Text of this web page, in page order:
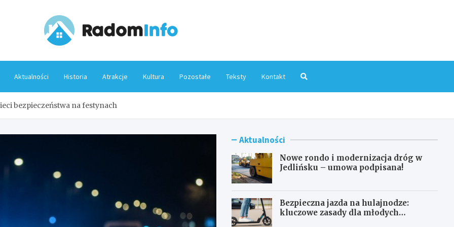
Aktualności Historia Atrakcje Kultura Pozostałe Teksty Kontakt
bezpieczeństwa na festynach
Aktualności
Nowe rondo i modernizacja dróg w
Jedlińsku – umowa podpisana!
Bezpieczna jazda na hulajnodze:
kluczowe zasady dla młodych